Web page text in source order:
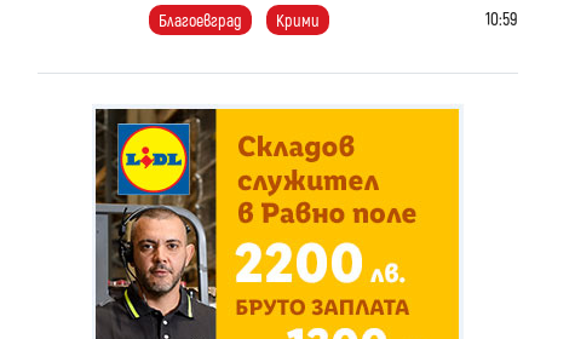
Благоевград Крими 10:59